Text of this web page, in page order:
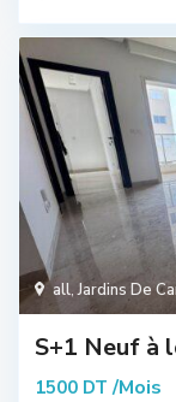
all,Jardins De
S+1 Neuf à
1500 DT /Mois